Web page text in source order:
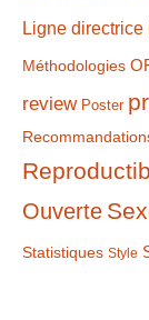
Ligne directrice
Méthodologies
review Poster
Ouverte
Statistiques Style